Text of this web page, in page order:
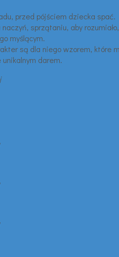
przed pójściem dziecka spać.
sprzątaniu, aby
myślącym.
są dla niego wzorem, które
darem.